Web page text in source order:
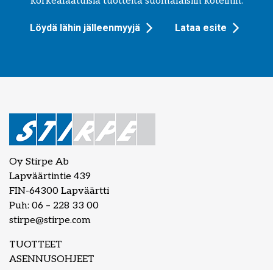
Löydä lähin jälleenmyyjä Lataa esite
Oy Stirpe Ab
Lapväärtintie 439
FIN-64300 Lapväärtti
Puh: 06 – 228 33 00
stirpe@stirpe.com
TUOTTEET
ASENNUSOHJEET